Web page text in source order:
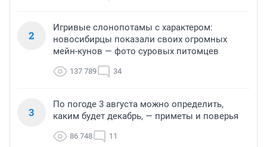
2
Игривые слонопотамы с характером:
новосибирцы показали своих огромных
мейн-кунов — фото суровых питомцев
137 789 34
3
По погоде 3 августа можно определить,
каким будет декабрь, — приметы и поверья
86 748 11